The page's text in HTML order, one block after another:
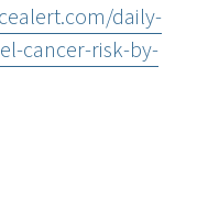
daily-
cancer-risk-by-